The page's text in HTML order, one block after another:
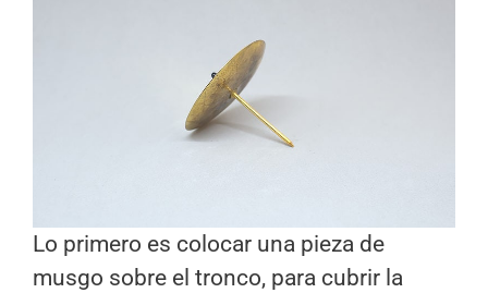
Lo primero es colocar una pieza de
musgo sobre el tronco, para cubrir la